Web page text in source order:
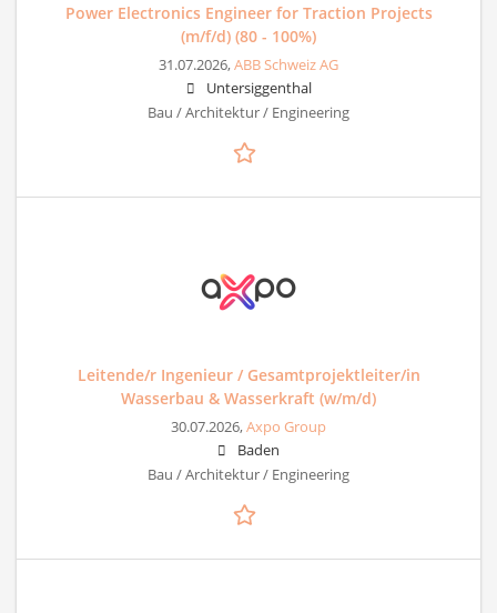
Power Electronics Engineer for Traction Projects
(m/f/d) (80 - 100%)
31.07.2026,ABB Schweiz AG
Untersiggenthal
Bau / Architektur / Engineering
Leitende/r Ingenieur / Gesamtprojektleiter/in
Wasserbau & Wasserkraft (w/m/d)
30.07.2026,Axpo Group
Baden
Bau / Architektur / Engineering